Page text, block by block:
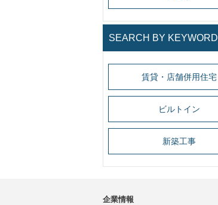
SEARCH BY KEYWORD
賃貸・店舗併用住宅
ビルトイン
新築工事
企業情報